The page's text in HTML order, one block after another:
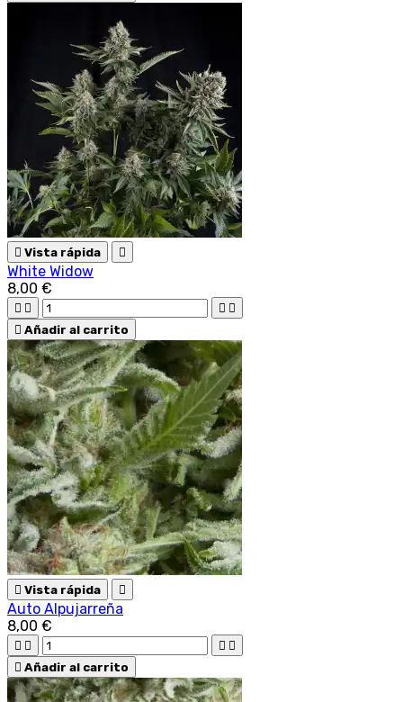
 Vista rápida 
White Widow
8,00 €
   
 Añadir al carrito
 Vista rápida 
Auto Alpujarreña
8,00 €
   
 Añadir al carrito